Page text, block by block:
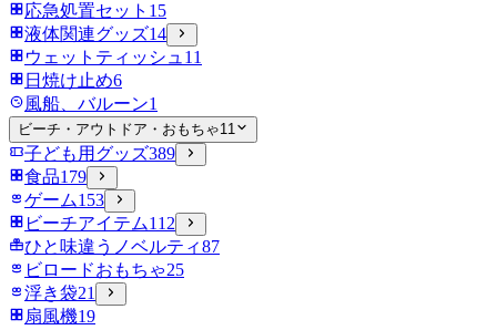
応急処置セット 15
液体関連グッズ14
ウェットティッシュ 11
日焼け止め6
風船、バルーン1
ビーチ・アウトドア・おもちゃ11
子ども用グッズ389
食品179
ゲーム153
ビーチアイテム112
ひと味違うノベルティ87
ビロードおもちゃ25
浮き袋21
扇風機19